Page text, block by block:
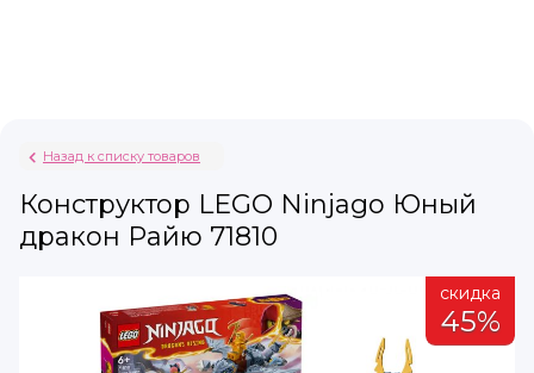
Назад к списку товаров
Конструктор LEGO Ninjago Юный
дракон Райю 71810
скидка
45%